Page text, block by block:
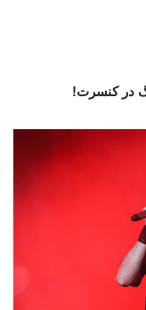
در کنسرت!